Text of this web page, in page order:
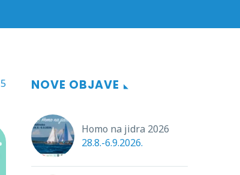
5 NOVE OBJAVE
Homo na jidra 2026
28.8.-6.9.2026.